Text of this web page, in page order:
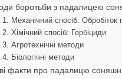
боротьби з падалицею
1. Механічний спосіб: Обробіток
2. Хімічний спосіб: Гербіциди
3. Агротехнічні методи
4. Біологічні методи
факти про падалицю